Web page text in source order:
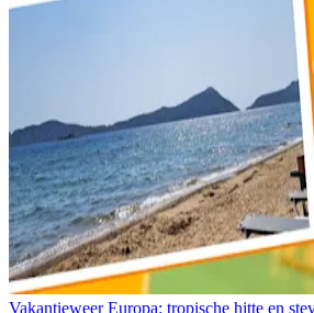
Vakantieweer Europa: tropische hitte en